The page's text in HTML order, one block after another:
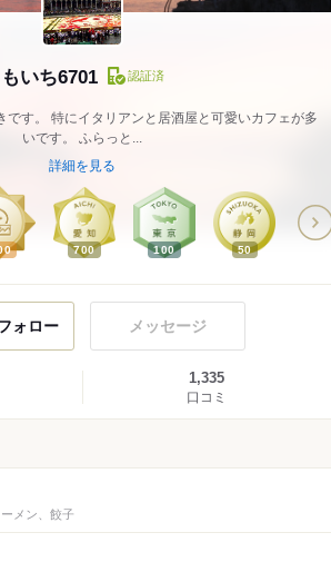
もいち6701 認証済
です。 特にイタリアンと居酒屋と可愛いカフェが多
いです。 ふらっと...
詳細を見る
700 100 50
ォロー メッセージ
1,335
口コミ
メン、餃子